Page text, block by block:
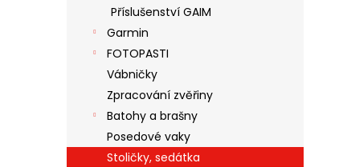
Příslušenství GAIM
Garmin
FOTOPASTI
Vábničky
Zpracování zvěřiny
Batohy a brašny
Posedové vaky
Stoličky, sedátka